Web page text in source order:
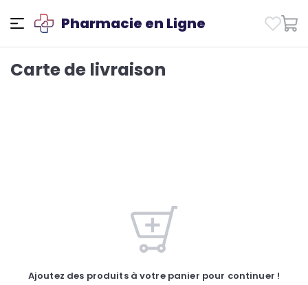
Pharmacie en Ligne
Carte de livraison
Ajoutez des produits à votre panier pour continuer !